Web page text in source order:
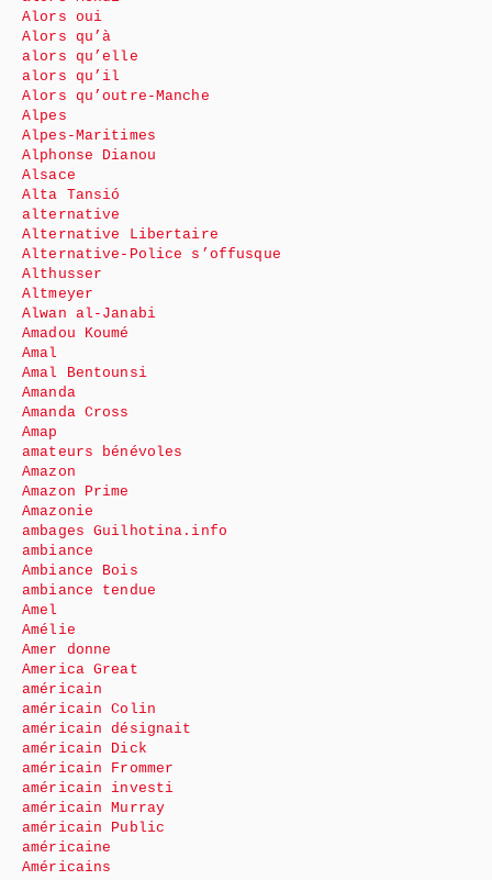
Alors oui
Alors qu’à
alors qu’elle
alors qu’il
Alors qu’outre-Manche
Alpes
Alpes-Maritimes
Alphonse Dianou
Alsace
Alta Tansió
alternative
Alternative Libertaire
Alternative-Police s’offusque
Althusser
Altmeyer
Alwan al-Janabi
Amadou Koumé
Amal
Amal Bentounsi
Amanda
Amanda Cross
Amap
amateurs bénévoles
Amazon
Amazon Prime
Amazonie
ambages Guilhotina.info
ambiance
Ambiance Bois
ambiance tendue
Amel
Amélie
Amer donne
America Great
américain
américain Colin
américain désignait
américain Dick
américain Frommer
américain investi
américain Murray
américain Public
américaine
Américains